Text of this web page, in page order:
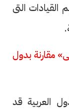
القيادات التى
مقارنة بدول
العربية قد